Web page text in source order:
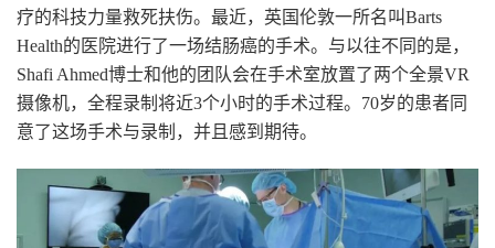
疗的科技力量救死扶伤。最近，英国伦敦一所名叫Barts
Health的医院进行了一场结肠癌的手术。与以往不同的是，
Shafi Ahmed博士和他的团队会在手术室放置了两个全景VR
摄像机，全程录制将近3个小时的手术过程。70岁的患者同
意了这场手术与录制，并且感到期待。